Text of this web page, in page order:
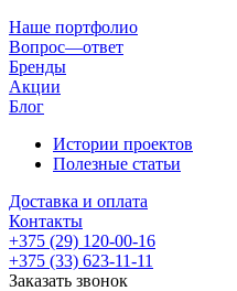
Наше портфолио
Вопрос—ответ
Бренды
Акции
Блог
Истории проектов
Полезные статьи
Доставка и оплата
Контакты
+375 (29) 120-00-16
+375 (33) 623-11-11
Заказать звонок